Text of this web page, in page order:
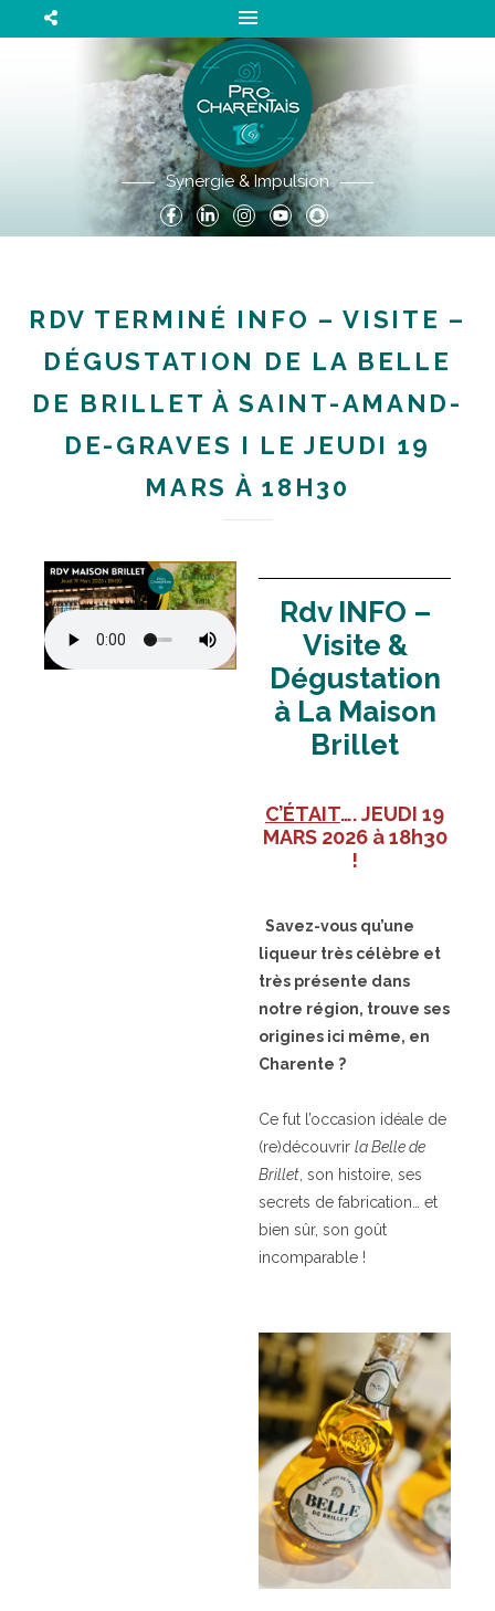
Synergie & Impulsion
RDV TERMINÉ INFO – VISITE –
DÉGUSTATION DE LA BELLE
DE BRILLET À SAINT-AMAND-
DE-GRAVES I LE JEUDI 19
MARS À 18H30
Rdv INFO –
Visite &
Dégustation
à La Maison
Brillet
C’ÉTAIT…. JEUDI 19
MARS 2026 à 18h30
!
Savez-vous qu’une
liqueur très célèbre et
très présente dans
notre région, trouve ses
origines ici même, en
Charente ?
Ce fut l’occasion idéale de
(re)découvrir la Belle de
Brillet , son histoire, ses
secrets de fabrication… et
bien sûr, son goût
incomparable !